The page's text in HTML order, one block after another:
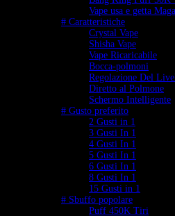
Vape usa e getta
# Caratteristiche
Crystal Vape
Shisha Vape
Vape Ricaricabile
Bocca-polmoni
Regolazione Del
Diretto al Polmone
Schermo Intelligente
# Gusto preferito
2 Gusti in 1
3 Gusti In 1
4 Gusti In 1
5 Gusti In 1
6 Gusti In 1
8 Gusti In 1
15 Gusti in 1
# Sbuffo popolare
Puff 450K Tiri